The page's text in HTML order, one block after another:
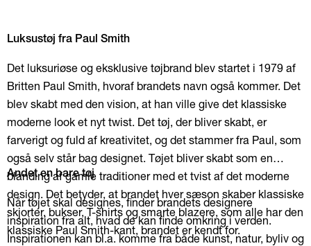
Luksustøj fra Paul Smith
Det luksuriøse og eksklusive tøjbrand blev startet i 1979 af
Britten Paul Smith, hvoraf brandets navn også kommer. Det
blev skabt med den vision, at han ville give det klassiske
moderne look et nyt twist. Det tøj, der bliver skabt, er
farverigt og fuld af kreativitet, og det stammer fra Paul, som
også selv står bag designet. Tøjet bliver skabt som en
blanding af gamle traditioner med et tvist af det moderne
design. Det betyder, at brandet hver sæson skaber klassiske
skjorter, bukser, T-shirts og smarte blazere, som alle har den
klassiske Paul Smith-kant, brandet er kendt for.
Andet en bare tøj
Når tøjet skal designes, finder brandets designere
inspiration fra alt, hvad de kan finde omkring i verden.
Inspirationen kan bl.a. komme fra både kunst, natur, byliv og